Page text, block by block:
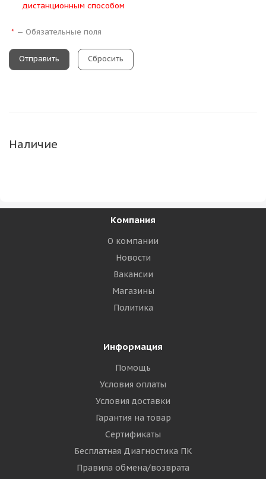
дистанционным способом
* — Обязательные поля
Сбросить
Наличие
Компания
О компании
Новости
Вакансии
Магазины
Политика
Информация
Помощь
Условия оплаты
Условия доставки
Гарантия на товар
Сертификаты
Бесплатная Диагностика ПК
Правила обмена/возврата